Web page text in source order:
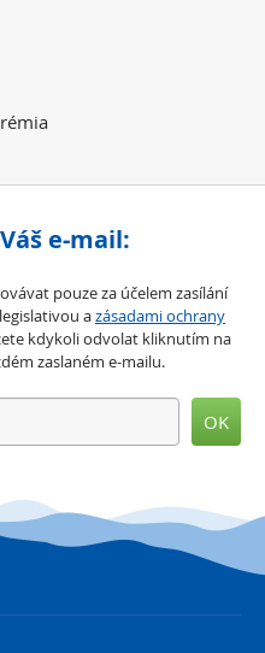
e-mail:
pouze za účelem zasílání
azásadami ochrany
kdykoli odvolat kliknutím na
zaslaném e-mailu.
OK